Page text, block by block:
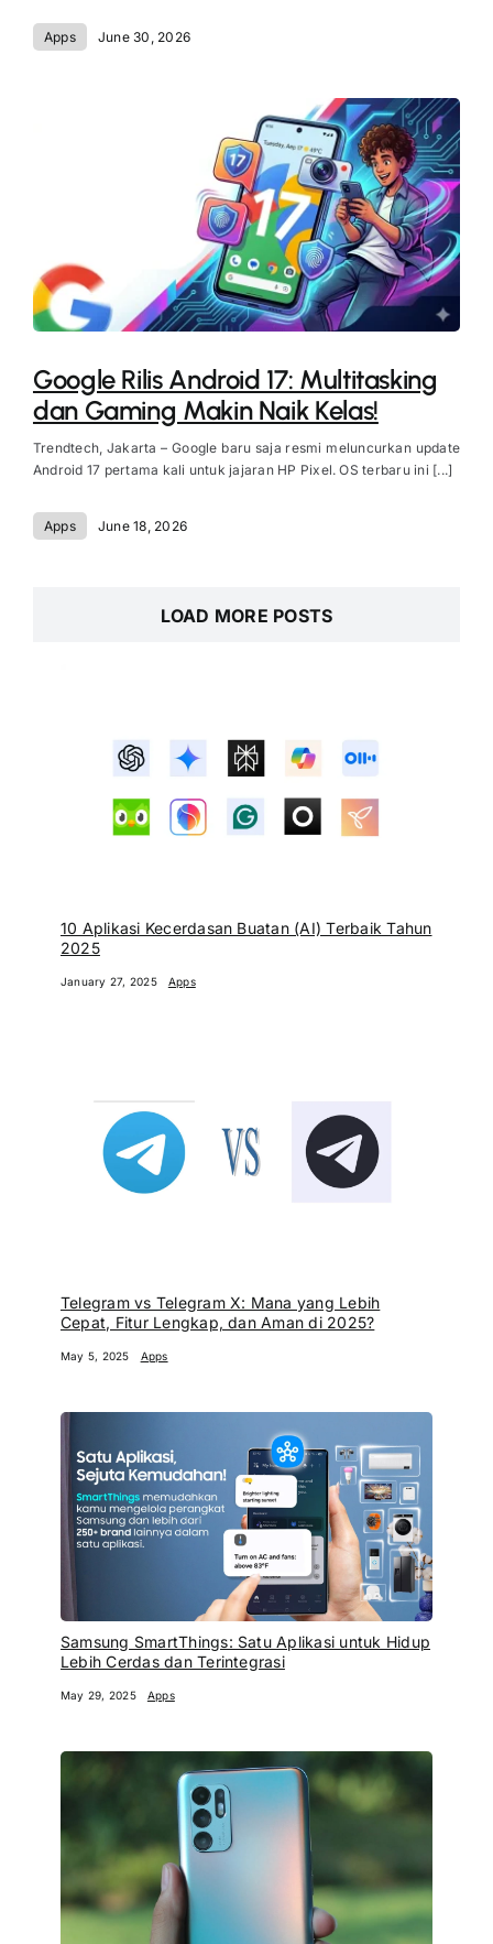
Apps June 30, 2026
Google Rilis Android 17: Multitasking
dan Gaming Makin Naik Kelas!
Trendtech, Jakarta – Google baru saja resmi meluncurkan update
Android 17 pertama kali untuk jajaran HP Pixel. OS terbaru ini [...]
Apps June 18, 2026
LOAD MORE POSTS
10 Aplikasi Kecerdasan Buatan (AI) Terbaik Tahun
2025
January 27, 2025 Apps
Telegram vs Telegram X: Mana yang Lebih
Cepat, Fitur Lengkap, dan Aman di 2025?
May 5, 2025 Apps
Samsung SmartThings: Satu Aplikasi untuk Hidup
Lebih Cerdas dan Terintegrasi
May 29, 2025 Apps